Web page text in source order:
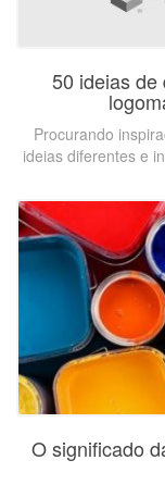
50 ideias de
Procurando
ideias diferentes e
O significado